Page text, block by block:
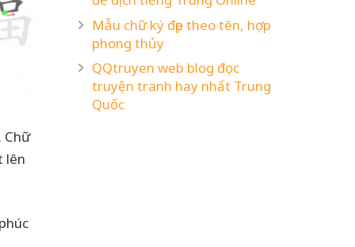
Chữ
lên
Mẫu chữ ký đẹp theo tên, hợp
phong thủy
QQtruyen web blog đọc
truyện tranh hay nhất Trung
Quốc